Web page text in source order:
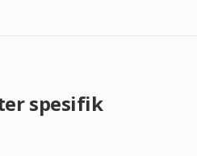
spesifik